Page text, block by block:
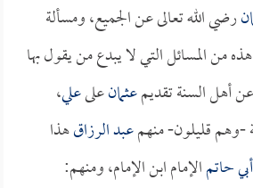
رضي الله تعالى عن الجميع، ومسألة
هذه من المسائل التي لا يبدع من يقول بها
أهل السنة تقديمعثمانعلىعلي،
وهم قليلون- منهمعبد الرزاقهذا
حاتمالإمام ابن الإمام، ومنهم: